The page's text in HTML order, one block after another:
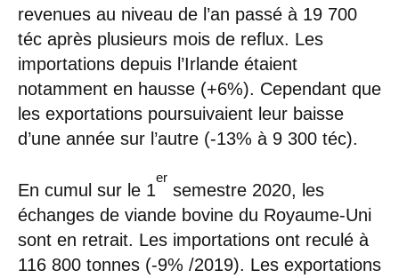
revenues au niveau de l’an passé à 19 700
téc après plusieurs mois de reflux. Les
importations depuis l’Irlande étaient
notamment en hausse (+6%). Cependant que
les exportations poursuivaient leur baisse
d’une année sur l’autre (-13% à 9 300 téc).
En cumul sur le 1
er
semestre 2020, les
échanges de viande bovine du Royaume-Uni
sont en retrait. Les importations ont reculé à
116 800 tonnes (-9% /2019). Les exportations